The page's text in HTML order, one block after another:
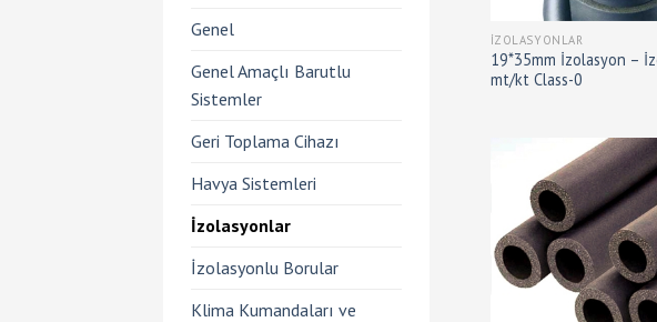
Genel
Genel Amaçlı Barutlu
Sistemler
Geri Toplama Cihazı
Havya Sistemleri
İzolasyonlar
İzolasyonlu Borular
Klima Kumandaları ve
İZOLASYONLAR
19*35mm İzolasyon –
mt/kt Class-0